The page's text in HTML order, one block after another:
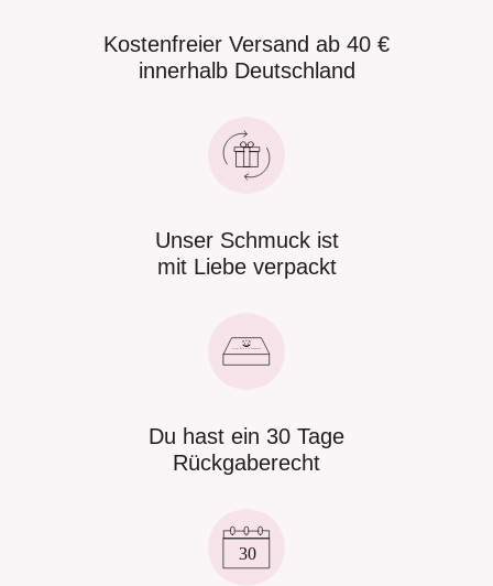
Kostenfreier Versand ab 40 €
innerhalb Deutschland
Unser Schmuck ist
mit Liebe verpackt
Du hast ein 30 Tage
Rückgaberecht